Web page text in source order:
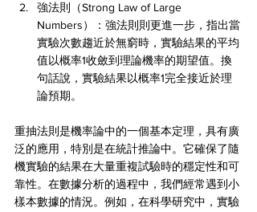
強法則（Strong Law of Large
Numbers）：強法則則更進一步，指出當
實驗次數趨近於無窮時，實驗結果的平均
值以概率1收斂到理論機率的期望值。換
句話說，實驗結果以概率1完全接近於理
論預期。
重抽法則是機率論中的一個基本定理，具有廣
泛的應用，特別是在統計推論中。它確保了隨
機實驗的結果在大量重複試驗時的穩定性和可
靠性。在數據分析的過程中，我們經常遇到小
樣本數據的情況。例如，在科學研究中，實驗